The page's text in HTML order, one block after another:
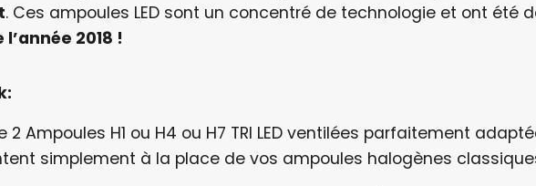
. Ces ampoules LED sont un concentré de technologie et ont été
2018 !
Ampoules H1 ou H4 ou H7 TRI LED ventilées parfaitement
simplement à la place de vos ampoules halogènes